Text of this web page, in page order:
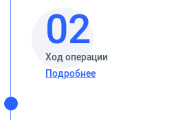
02
Ход операции
Подробнее